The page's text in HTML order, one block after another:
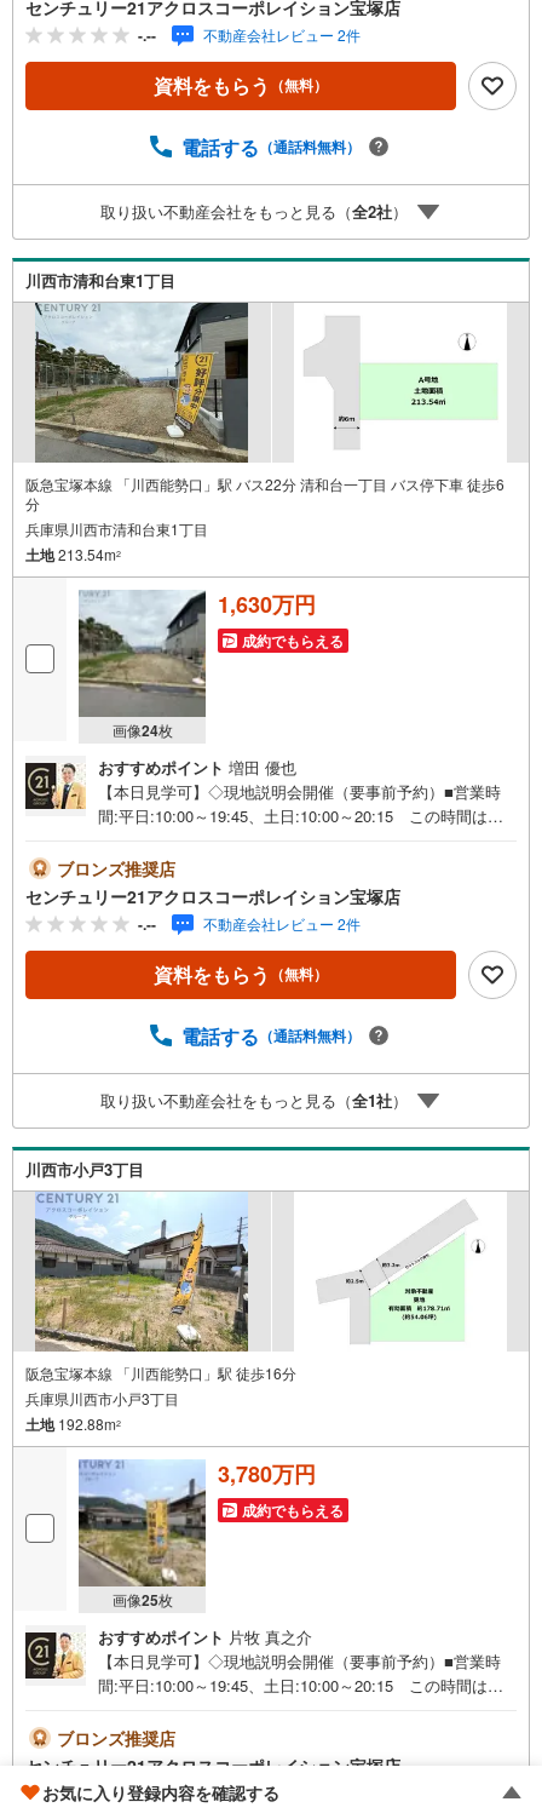
アクロスグループの3つの特徴＝＝＝＝＝＝■センチュリー
21グループで28年連続No.1（1997年～2024年兵庫地区仲介
実績） 西宮・尼崎・伊丹・宝塚にて8店舗展開中。阪神間
での購入や売却は当店にお任せ下さい■お客様駐車場、キッ
が、お車でのお越しも大歓迎です。 お子様連れでもご安
当店では2000万円台の新築戸建や、1000万円台の中古マン
ションを始め多数物件を取り扱っています。Yahoo！不動
産に掲載しきれない物件もご紹介できます。お気軽にお問
合せください。弊社ホームページへは「C21アクロス」で
検索！
センチュリー21アクロスコーポレイション宝塚店
-.-- 不動産会社レビュー 2件
資料をもらう （無料）
電話する （通話料無料）
取り扱い不動産会社をもっと見る（全2社）
川西市清和台東1丁目
阪急宝塚本線 「川西能勢口」駅 バス22分 清和台一丁目 バス停下車 徒歩6
分
兵庫県川西市清和台東1丁目
土地213.54m2
画像24枚
1,630万円
成約でもらえる
おすすめポイント 増田 優也
【本日見学可】◇現地説明会開催（要事前予約）■営業時
間:平日:10:00～19:45、土日:10:00～20:15 この時間はお
自然豊かな住環境。希望の間取りを実現しやすい整形地、
現況更地です。建築条件なし。＝＝＝＝＝センチュリー21
アクロスグループの3つの特徴＝＝＝＝＝＝■センチュリー
21グループで28年連続No.1（1997年～2024年兵庫地区仲介
実績） 西宮・尼崎・伊丹・宝塚にて8店舗展開中。阪神間
での購入や売却は当店にお任せ下さい■お客様駐車場、キッ
が、お車でのお越しも大歓迎です。 お子様連れでもご安
当店では2000万円台の新築戸建や、1000万円台の中古マン
ションを始め多数物件を取り扱っています。Yahoo！不動
産に掲載しきれない物件もご紹介できます。お気軽にお問
合せください。弊社ホームページへは「C21アクロス」で
検索！
ブロンズ推奨店
センチュリー21アクロスコーポレイション宝塚店
-.-- 不動産会社レビュー 2件
資料をもらう （無料）
電話する （通話料無料）
取り扱い不動産会社をもっと見る（全1社）
川西市小戸3丁目
阪急宝塚本線 「川西能勢口」駅 徒歩16分
兵庫県川西市小戸3丁目
土地192.88m2
画像25枚
3,780万円
成約でもらえる
おすすめポイント 片牧 真之介
【本日見学可】◇現地説明会開催（要事前予約）■営業時
間:平日:10:00～19:45、土日:10:00～20:15 この時間はお
のハウスメーカーや地元の工務店を自由に選び、理想の間
取りで注文住宅を建てられます＝＝＝＝＝センチュリー21
アクロスグループの3つの特徴＝＝＝＝＝＝■センチュリー
21グループで28年連続No.1（1997年～2024年兵庫地区仲介
ブロンズ推奨店
センチュリー21アクロスコーポレイション宝塚店
-.-- 不動産会社レビュー 2件
お気に入り登録内容を確認する